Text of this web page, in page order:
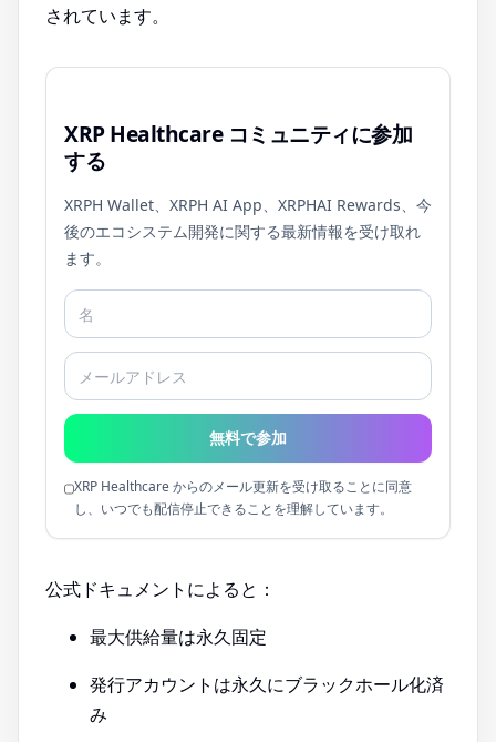
されています。
XRP Healthcare コミュニティに参加
する
XRPH Wallet、XRPH AI App、XRPHAI Rewards、今
後のエコシステム開発に関する最新情報を受け取れ
ます。
無料で参加
XRP Healthcare からのメール更新を受け取ることに同意
し、いつでも配信停止できることを理解しています。
公式ドキュメントによると：
最大供給量は永久固定
発行アカウントは永久にブラックホール化済
み